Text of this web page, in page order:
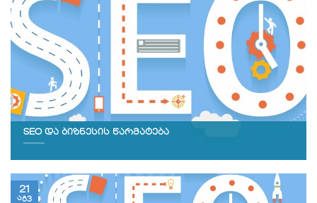
SEO და ბიზნესის წარმატება
21
აგვ